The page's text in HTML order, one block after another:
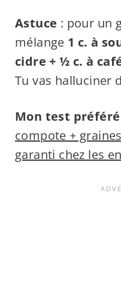
Astuce : pour un
mélange 1 c. à
cidre + ½ c. à
Tu vas halluciner
Mon test préféré
compote +
garanti chez les